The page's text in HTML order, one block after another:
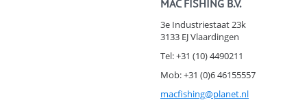
MAC FISHING B.V.
3e Industriestaat 23k
3133 EJ Vlaardingen
Tel: +31 (10) 4490211
Mob: +31 (0)6 46155557
macfishing@planet.nl